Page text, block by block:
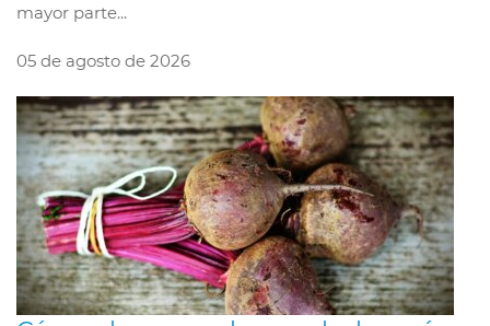
mayor parte...
05 de agosto de 2026